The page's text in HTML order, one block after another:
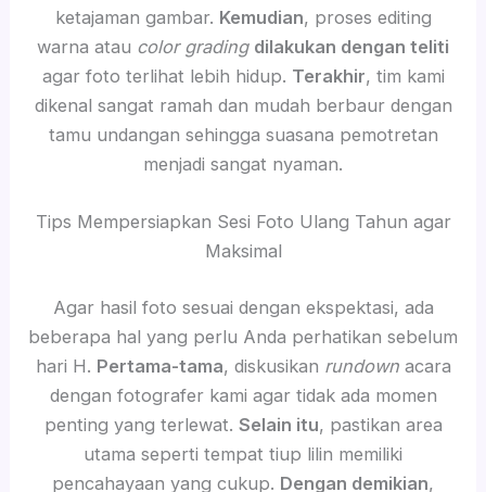
ketajaman gambar. Kemudian, proses editing
warna atau color grading dilakukan dengan teliti
agar foto terlihat lebih hidup. Terakhir, tim kami
dikenal sangat ramah dan mudah berbaur dengan
tamu undangan sehingga suasana pemotretan
menjadi sangat nyaman.
Tips Mempersiapkan Sesi Foto Ulang Tahun agar
Maksimal
Agar hasil foto sesuai dengan ekspektasi, ada
beberapa hal yang perlu Anda perhatikan sebelum
hari H. Pertama-tama, diskusikan rundownacara
dengan fotografer kami agar tidak ada momen
penting yang terlewat. Selain itu, pastikan area
utama seperti tempat tiup lilin memiliki
pencahayaan yang cukup. Dengan demikian,